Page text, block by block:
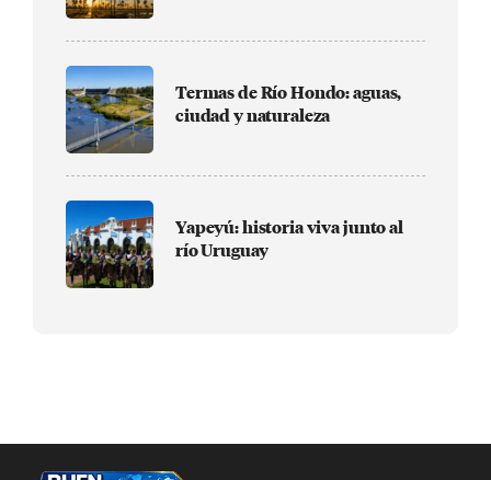
Termas de Río Hondo: aguas,
ciudad y naturaleza
Yapeyú: historia viva junto al
río Uruguay